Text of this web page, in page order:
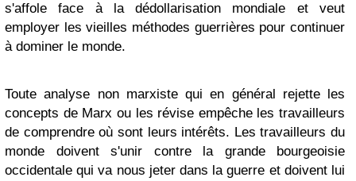
s'affole face à la dédollarisation mondiale et veut
employer les vieilles méthodes guerrières pour continuer
à dominer le monde.
Toute analyse non marxiste qui en général rejette les
concepts de Marx ou les révise empêche les travailleurs
de comprendre où sont leurs intérêts. Les travailleurs du
monde doivent s'unir contre la grande bourgeoisie
occidentale qui va nous jeter dans la guerre et doivent lui